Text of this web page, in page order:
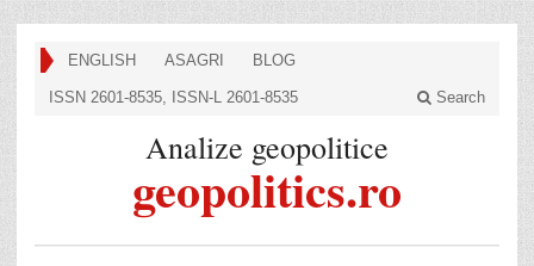
ENGLISH ASAGRI BLOG
ISSN 2601-8535, ISSN-L 2601-8535 Search
Analize geopolitice
geopolitics.ro